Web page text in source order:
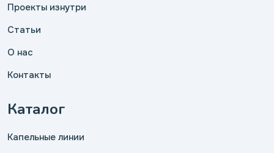
Проекты изнутри
Статьи
О нас
Контакты
Каталог
Капельные линии